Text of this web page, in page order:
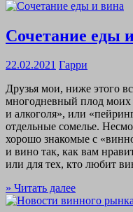
Сочетание еды
22.02.2021 Гарри
Друзья мои, ниже этого
многодневный плод
и алкоголя», или
отдельные сомелье.
хорошо знакомые с
и вино так, как вам
или для тех, кто любит
» Читать далее